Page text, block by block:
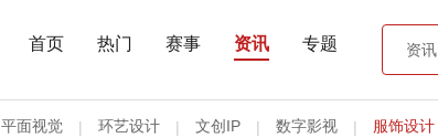
首页 热门 赛事 资讯 专题 资讯
平面视觉 | 环艺设计 | 文创IP | 数字影视 | 服饰设计